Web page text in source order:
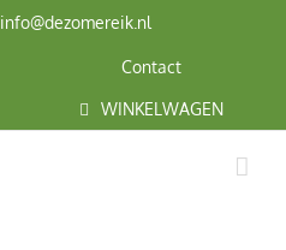
info@dezomereik.nl
Contact
WINKELWAGEN